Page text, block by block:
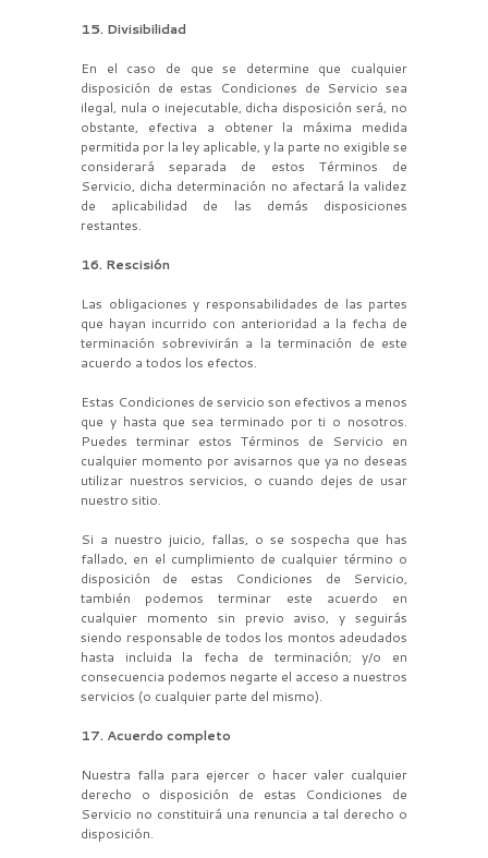
15. Divisibilidad
En el caso de que se determine que cualquier
disposición de estas Condiciones de Servicio sea
ilegal, nula o inejecutable, dicha disposición será, no
obstante, efectiva a obtener la máxima medida
permitida por la ley aplicable, y la parte no exigible se
considerará separada de estos Términos de
Servicio, dicha determinación no afectará la validez
de aplicabilidad de las demás disposiciones
restantes.
16. Rescisión
Las obligaciones y responsabilidades de las partes
que hayan incurrido con anterioridad a la fecha de
terminación sobrevivirán a la terminación de este
acuerdo a todos los efectos.
Estas Condiciones de servicio son efectivos a menos
que y hasta que sea terminado por ti o nosotros.
Puedes terminar estos Términos de Servicio en
cualquier momento por avisarnos que ya no deseas
utilizar nuestros servicios, o cuando dejes de usar
nuestro sitio.
Si a nuestro juicio, fallas, o se sospecha que has
fallado, en el cumplimiento de cualquier término o
disposición de estas Condiciones de Servicio,
también podemos terminar este acuerdo en
cualquier momento sin previo aviso, y seguirás
siendo responsable de todos los montos adeudados
hasta incluida la fecha de terminación; y/o en
consecuencia podemos negarte el acceso a nuestros
servicios (o cualquier parte del mismo).
17. Acuerdo completo
Nuestra falla para ejercer o hacer valer cualquier
derecho o disposición de estas Condiciones de
Servicio no constituirá una renuncia a tal derecho o
disposición.